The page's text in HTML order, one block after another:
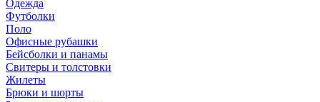
Одежда
Футболки
Поло
Офисные рубашки
Бейсболки и панамы
Свитеры и толстовки
Жилеты
Брюки и шорты